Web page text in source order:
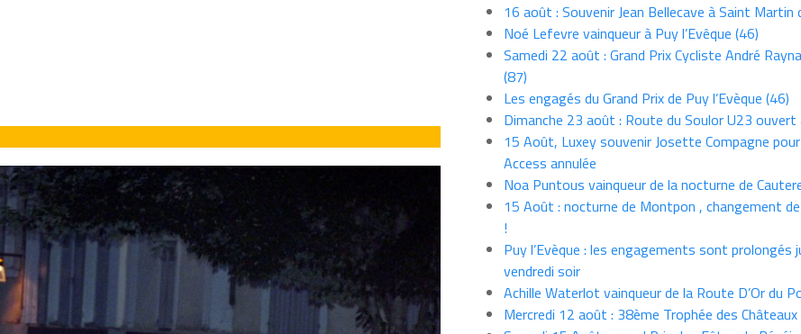
16 août : Souvenir Jean Bellecave à Saint Martin
Noé Lefevre vainqueur à Puy l’Evêque (46)
Samedi 22 août : Grand Prix Cycliste André
(87)
Les engagés du Grand Prix de Puy l’Evèque (46)
Dimanche 23 août : Route du Soulor U23 ouvert
15 Août, Luxey souvenir Josette Compagne
Access annulée
Noa Puntous vainqueur de la nocturne de
15 Août : nocturne de Montpon , changement
!
Puy l’Evèque : les engagements sont prolongés
vendredi soir
Achille Waterlot vainqueur de la Route D’Or du
Mercredi 12 août : 38ème Trophée des Châteaux